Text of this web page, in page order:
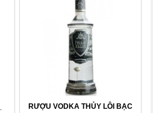
RƯỢU VODKA THỦY LÔI BẠC